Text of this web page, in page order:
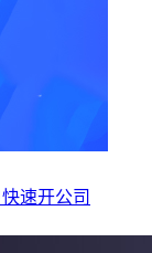
速开公司